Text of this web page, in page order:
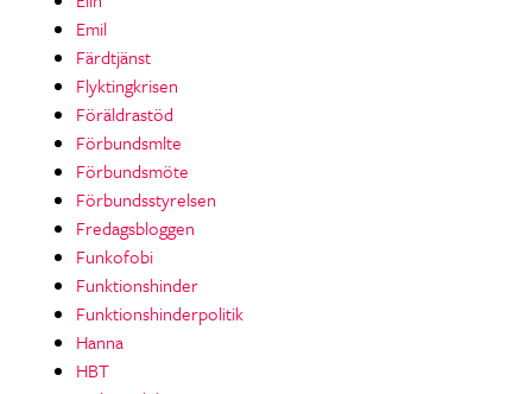
Emil
Färdtjänst
Flyktingkrisen
Föräldrastöd
Förbundsmlte
Förbundsmöte
Förbundsstyrelsen
Fredagsbloggen
Funkofobi
Funktionshinder
Funktionshinderpolitik
Hanna
HBT